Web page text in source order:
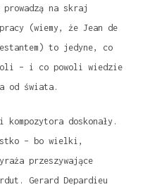
na skraj
(wiemy, że Jean de
to jedyne, co
– i co powoli wiedzie
od świata.
doskonały.
– bo wielki,
przeszywające
Gerard Depardieu